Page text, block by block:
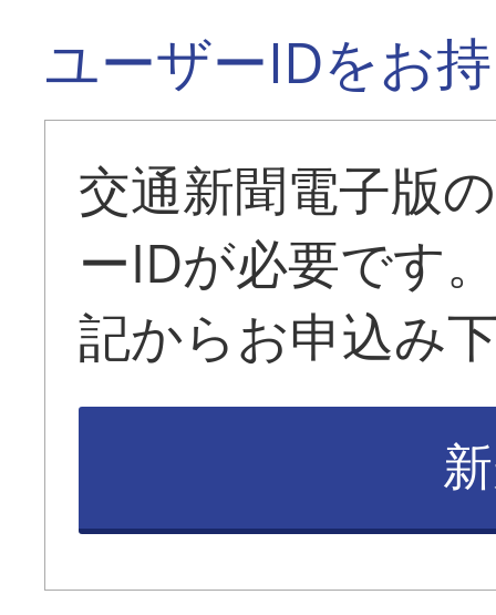
ユーザーIDをお
交通新聞電子版
ーIDが必要です
記からお申込み